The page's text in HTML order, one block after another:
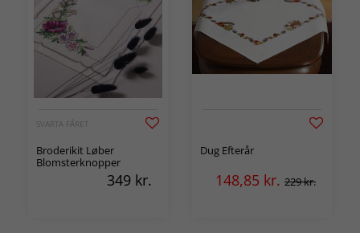
SVARTA FÅRET
Broderikit Løber
Blomsterknopper
349 kr.
Dug Efterår
148,85 kr. 229 kr.